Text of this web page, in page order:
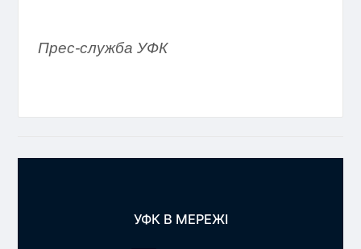
Прес-служба УФК
УФК В МЕРЕЖІ